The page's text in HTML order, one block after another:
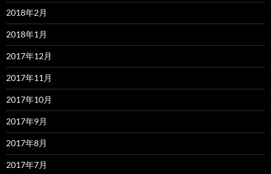
2018年2月
2018年1月
2017年12月
2017年11月
2017年10月
2017年9月
2017年8月
2017年7月